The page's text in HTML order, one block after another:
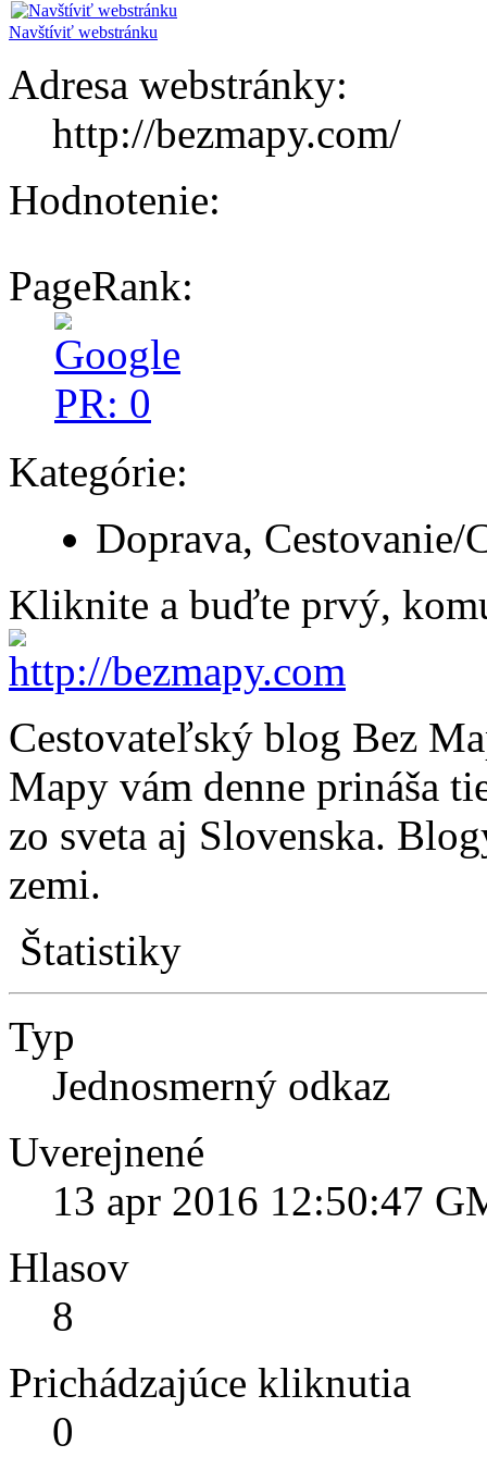
Navštíviť webstránku
Adresa webstránky:
http://bezmapy.com/
Hodnotenie:
PageRank:
Kategórie:
Doprava, Cestovanie/
Kliknite a buďte prvý,
Cestovateľský blog Bez
Mapy vám denne prináša
zo sveta aj Slovenska.
zemi.
Štatistiky
Typ
Jednosmerný odkaz
Uverejnené
13 apr 2016 12:50:47
Hlasov
8
Prichádzajúce kliknutia
0